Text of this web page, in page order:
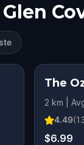
Glen
The
2 km |
4.49(
$6.99